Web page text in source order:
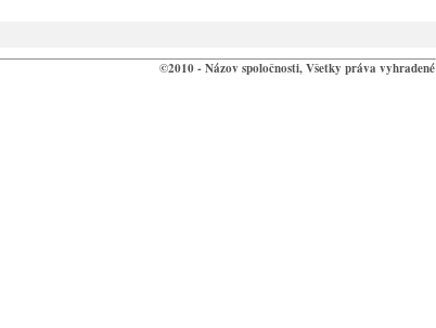
©2010 - Názov spoločnosti, Všetky práva vyhradené